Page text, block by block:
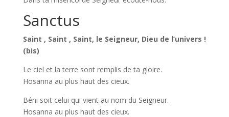
Sanctus
Saint , Saint , Saint, le Seigneur, Dieu de l’univers !
(bis)
Le ciel et la terre sont remplis de ta gloire.
Hosanna au plus haut des cieux.
Béni soit celui qui vient au nom du Seigneur.
Hosanna au plus haut des cieux.